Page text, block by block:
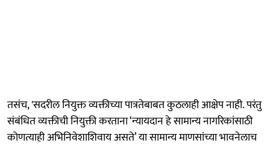
तसंच, 'सदरील नियुक्त व्यक्तीच्या पात्रतेबाबत कुठलाही आक्षेप नाही. परंतु
संबंधित व्यक्तीची नियुक्ती करताना ‘न्यायदान हे सामान्य नागरिकांसाठी
कोणत्याही अभिनिवेशाशिवाय असते’ या सामान्य माणसांच्या भावनेलाच